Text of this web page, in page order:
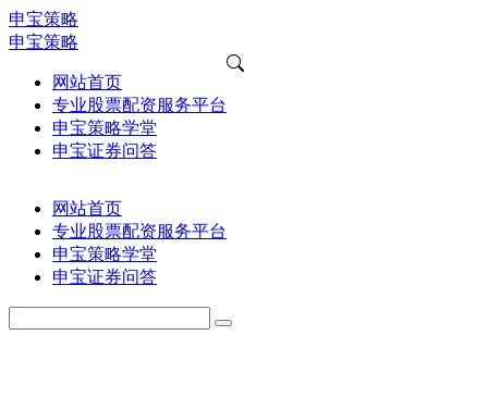
申宝策略
申宝策略
网站首页
专业股票配资服务平台
申宝策略学堂
申宝证券问答
网站首页
专业股票配资服务平台
申宝策略学堂
申宝证券问答